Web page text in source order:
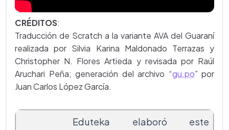
CRÉDITOS:
Traducción de Scratch a la variante AVA del Guaraní
realizada por Silvia Karina Maldonado Terrazas y
Christopher N. Flores Artieda y revisada por Raúl
Aruchari Peña; generación del archivo “gu.po” por
Juan Carlos López García.
Eduteka elaboró este